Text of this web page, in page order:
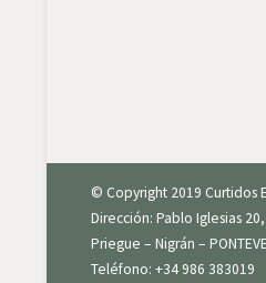
© Copyright 2019 Curtidos
Dirección: Pablo Iglesias
Priegue – Nigrán –
Teléfono: +34 986 383019